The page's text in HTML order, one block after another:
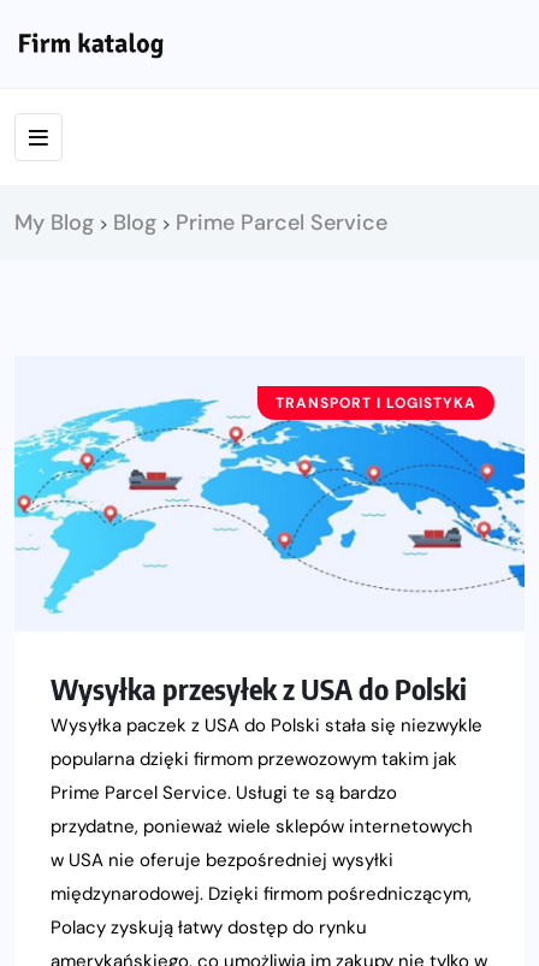
My Blog > Blog > Prime Parcel Service
TRANSPORT I LOGISTYKA
Wysyłka przesyłek z USA do Polski
Wysyłka paczek z USA do Polski stała się niezwykle
popularna dzięki firmom przewozowym takim jak
Prime Parcel Service. Usługi te są bardzo
przydatne, ponieważ wiele sklepów internetowych
w USA nie oferuje bezpośredniej wysyłki
międzynarodowej. Dzięki firmom pośredniczącym,
Polacy zyskują łatwy dostęp do rynku